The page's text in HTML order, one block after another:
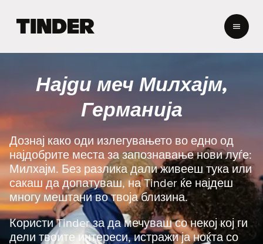
r
o
m
e
Најди меч Милхајм,
Германија
Дознај како оди излегувањето во едно од
најдобрите места за запознавање нови луѓе:
Милхајм. Без разлика дали живееш тука или
сакаш да допатуваш, на Tinder ќе најдеш
многу мештани во твоја близина.
Користи Tinder за да мечуваш со некој кој ги
дели твоите интереси, истражи ја ноќта со